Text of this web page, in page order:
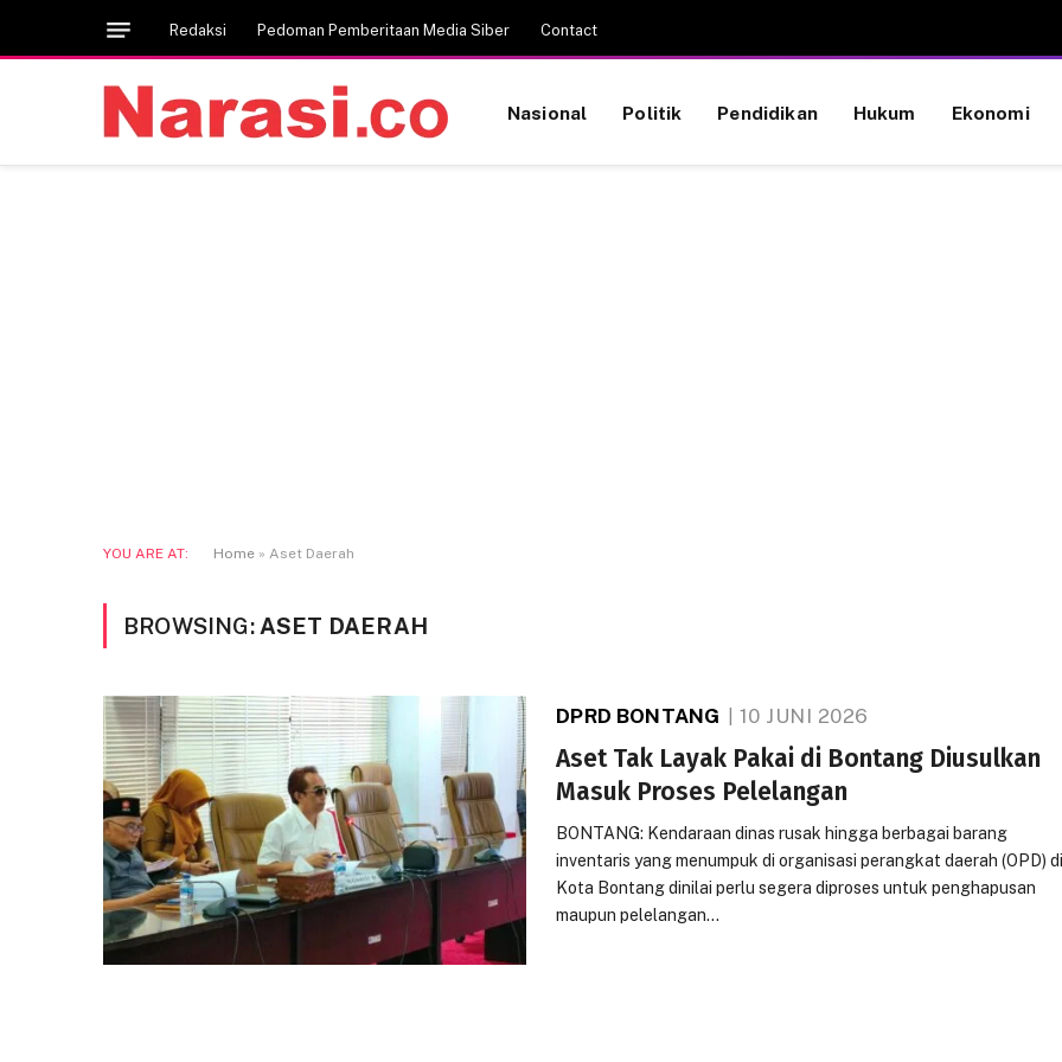
Redaksi Pedoman Pemberitaan Media Siber Contact
Nasional Politik Pendidikan Hukum Ekonomi
YOU ARE AT: Home » Aset Daerah
BROWSING: ASET DAERAH
DPRD BONTANG 10 JUNI 2026
Aset Tak Layak Pakai di Bontang Diusulkan
Masuk Proses Pelelangan
BONTANG: Kendaraan dinas rusak hingga berbagai barang
inventaris yang menumpuk di organisasi perangkat daerah (OPD)
Kota Bontang dinilai perlu segera diproses untuk penghapusan
maupun pelelangan…